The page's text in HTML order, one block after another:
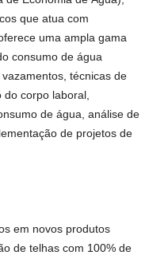
que atua com
uma ampla gama
consumo de água
técnicas de
do corpo laboral,
de água, análise de
de projetos de
em novos produtos
de telhas com 100% de